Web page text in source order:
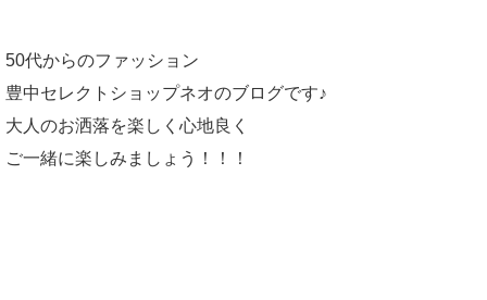
50代からのファッション
豊中セレクトショップネオのブログです♪
大人のお洒落を楽しく心地良く
ご一緒に楽しみましょう！！！